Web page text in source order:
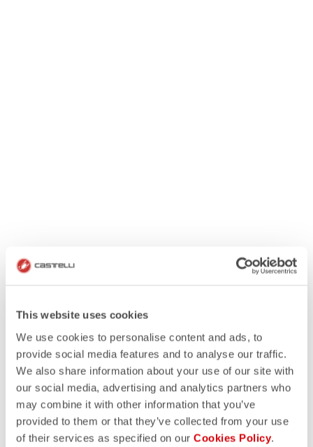
This website uses cookies
We use cookies to personalise content and ads, to
provide social media features and to analyse our traffic.
We also share information about your use of our site with
our social media, advertising and analytics partners who
may combine it with other information that you’ve
provided to them or that they’ve collected from your use
of their services as specified on our Cookies Policy.